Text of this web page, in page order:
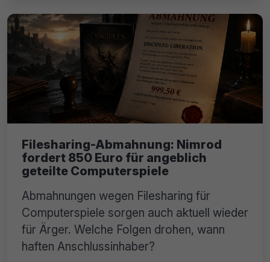
Filesharing-Abmahnung: Nimrod
fordert 850 Euro für angeblich
geteilte Computerspiele
Abmahnungen wegen Filesharing für
Computerspiele sorgen auch aktuell wieder
für Ärger. Welche Folgen drohen, wann
haften Anschlussinhaber?